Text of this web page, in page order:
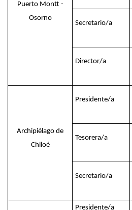
Puerto Montt -
Osorno
Secretario/a
Director/a
Archipiélago de
Chiloé
Presidente/a
Tesorera/a
Secretario/a
Presidente/a